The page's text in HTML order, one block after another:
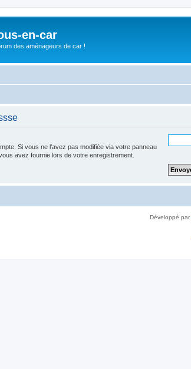
en-car
des aménageurs de car !
Si vous ne l’avez pas modifiée via votre panneau
avez fournie lors de votre enregistrement.
Développé par